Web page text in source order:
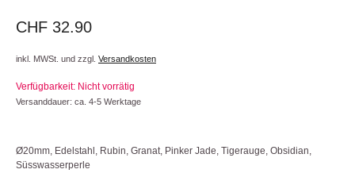
CHF 32.90
inkl. MWSt. und zzgl. Versandkosten
Verfügbarkeit: Nicht vorrätig
Versanddauer: ca. 4-5 Werktage
Ø20mm, Edelstahl, Rubin, Granat, Pinker Jade, Tigerauge, Obsidian,
Süsswasserperle